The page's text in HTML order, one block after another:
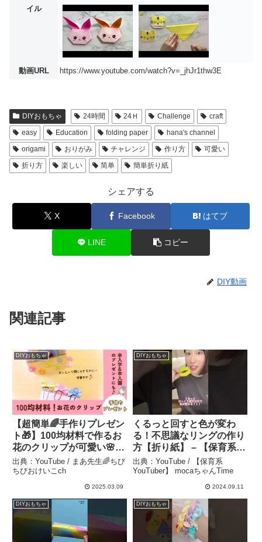
イル
動画URL https://www.youtube.com/watch?v=_jhJr1thw3E
DIYおもちゃ 24時間 24Ｈ Challenge
craft
easy
Education folding paper
hana's channel
origami
おりがみ チャレンジ 作り方
可愛い
折り方
楽しい 简单 簡単折り紙
シェアする
X Facebook はてブ
LINE コピー
DIY動画
関連記事
DIYおもちゃ
【超簡単🌈手作りプレゼン
ト🎁】100均材料で作るお
花のクリップが可愛い🌸 #
手作りプレゼント #簡単 #
プレゼント #100均
@maa_chiiku_asobi – ま
ch
出典：YouTube / まあ先生🌈ちび
ちびおけいこch
2025.03.09
DIYおもちゃ
くるっと回すと色が変わ
る！不思議なリングの作り
方【折り紙】 – 【保育系
YouTuber】 mocaちゃん
Time
出典：YouTube / 【保育系
YouTuber】 mocaちゃんTime
2024.09.11
DIYおもちゃ DIYおもちゃ